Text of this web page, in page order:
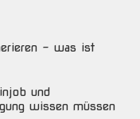
– was ist
und
wissen müssen